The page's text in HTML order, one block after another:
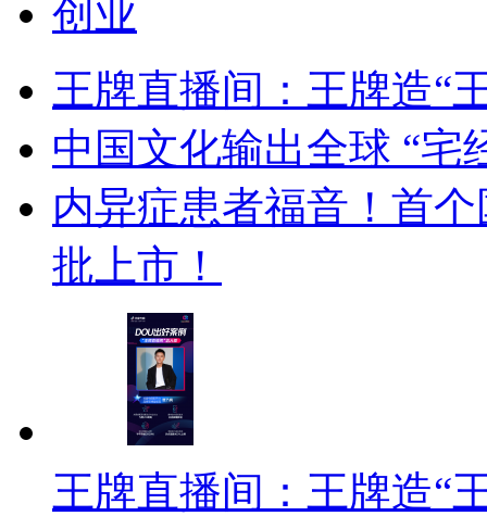
创业
王牌直播间：王牌造“
中国文化输出全球 “宅
内异症患者福音！首
批上市！
王牌直播间：王牌造“